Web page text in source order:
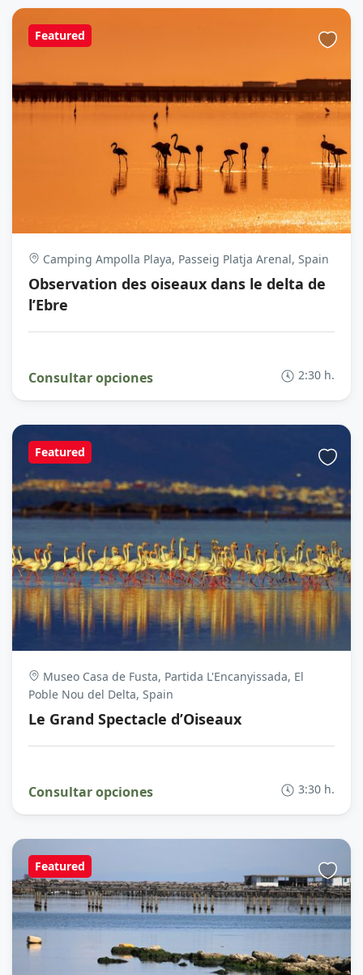
Featured
Camping Ampolla Playa, Passeig Platja Arenal, Spain
Observation des oiseaux dans le delta de
l’Ebre
Consultar opciones 2:30 h.
Featured
Museo Casa de Fusta, Partida L'Encanyissada, El
Poble Nou del Delta, Spain
Le Grand Spectacle d’Oiseaux
Consultar opciones 3:30 h.
Featured